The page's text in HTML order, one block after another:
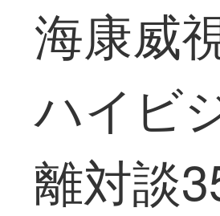
海康威
ハイビ
離対談